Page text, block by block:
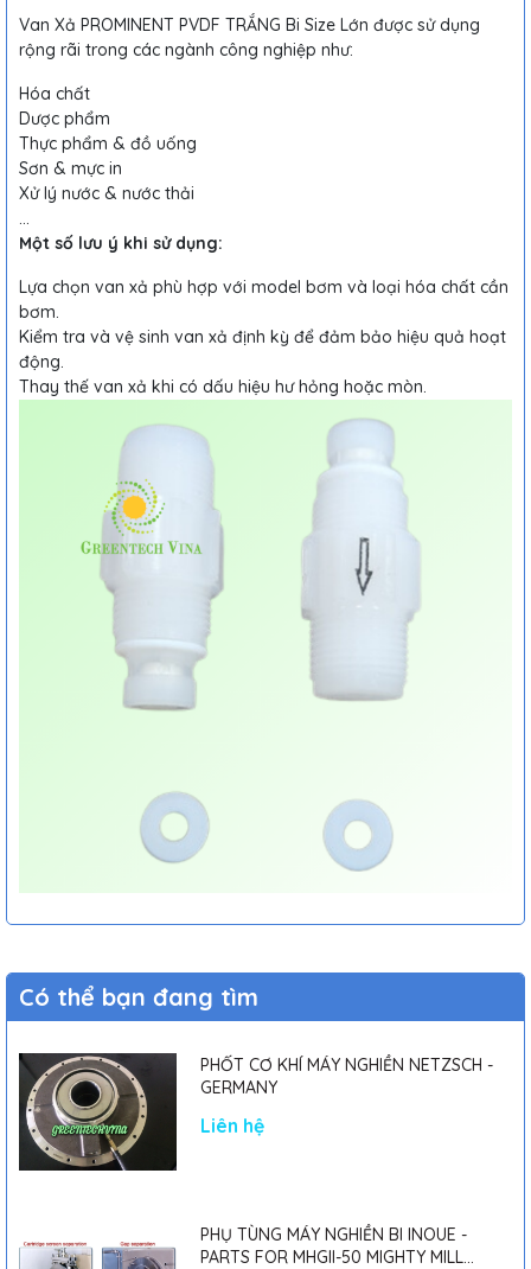
Van Xả PROMINENT PVDF TRẮNG Bi Size Lớn được sử dụng
rộng rãi trong các ngành công nghiệp như:
Hóa chất
Dược phẩm
Thực phẩm & đồ uống
Sơn & mực in
Xử lý nước & nước thải
...
Một số lưu ý khi sử dụng:
Lựa chọn van xả phù hợp với model bơm và loại hóa chất cần
bơm.
Kiểm tra và vệ sinh van xả định kỳ để đảm bảo hiệu quả hoạt
động.
Thay thế van xả khi có dấu hiệu hư hỏng hoặc mòn.
Có thể bạn đang tìm
PHỐT CƠ KHÍ MÁY NGHIỀN NETZSCH -
GERMANY
Liên hệ
PHỤ TÙNG MÁY NGHIỀN BI INOUE -
PARTS FOR MHGII-50 MIGHTY MILL